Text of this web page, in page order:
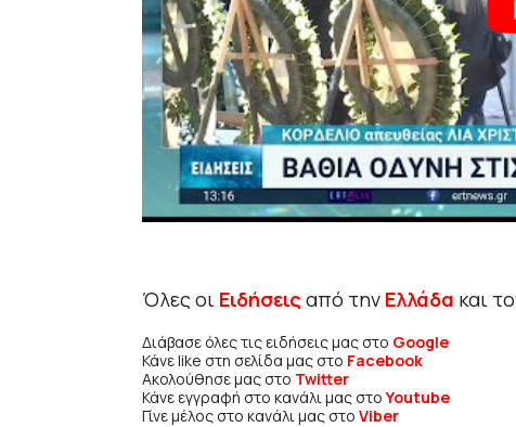
Όλες οι Ειδήσεις από την Ελλάδα και
Διάβασε όλες τις ειδήσεις μας στο Google
Κάνε like στη σελίδα μας στο Facebook
Ακολούθησε μας στο Twitter
Κάνε εγγραφή στο κανάλι μας στοYoutube
Γίνε μέλος στο κανάλι μας στο Viber